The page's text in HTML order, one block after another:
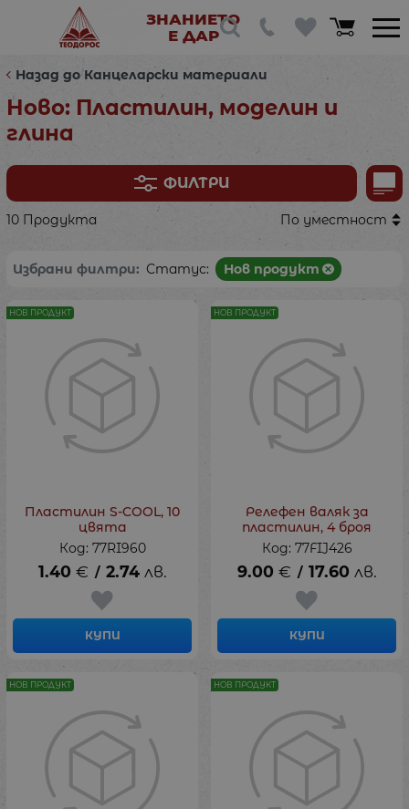
ЗНАНИЕТО
Е ДАР
Назад до Канцеларски материали
Ново: Пластилин, моделин и
глина
ФИЛТРИ
10 Продукта По уместност
Избрани филтри: Статус: Нов продукт
Пластилин S-COOL, 10
цвята
Код: 77RI960
1.40 € / 2.74 лв.
КУПИ
НОВ ПРОДУКТ
Релефен валяк за
пластилин, 4 броя
Код: 77FIJ426
9.00 € / 17.60 лв.
КУПИ
НОВ ПРОДУКТ
НОВ ПРОДУКТ НОВ ПРОДУКТ